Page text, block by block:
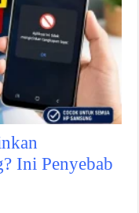
Ini Penyebab